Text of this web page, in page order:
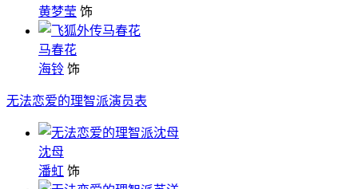
黄梦莹 饰
马春花
海铃 饰
无法恋爱的理智派演员表
沈母
潘虹 饰